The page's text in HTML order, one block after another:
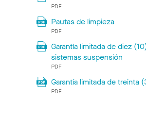
PDF
Pautas de limpieza
PDF
Garantía limitada de diez
sistemas suspensión
PDF
Garantía limitada de treinta
PDF